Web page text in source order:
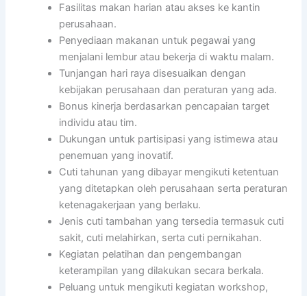
Fasilitas makan harian atau akses ke kantin
perusahaan.
Penyediaan makanan untuk pegawai yang
menjalani lembur atau bekerja di waktu malam.
Tunjangan hari raya disesuaikan dengan
kebijakan perusahaan dan peraturan yang ada.
Bonus kinerja berdasarkan pencapaian target
individu atau tim.
Dukungan untuk partisipasi yang istimewa atau
penemuan yang inovatif.
Cuti tahunan yang dibayar mengikuti ketentuan
yang ditetapkan oleh perusahaan serta peraturan
ketenagakerjaan yang berlaku.
Jenis cuti tambahan yang tersedia termasuk cuti
sakit, cuti melahirkan, serta cuti pernikahan.
Kegiatan pelatihan dan pengembangan
keterampilan yang dilakukan secara berkala.
Peluang untuk mengikuti kegiatan workshop,